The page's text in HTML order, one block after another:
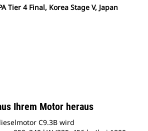
Tier 4 Final, Korea Stage V, Japan
Ihrem Motor heraus
C9.3B wird